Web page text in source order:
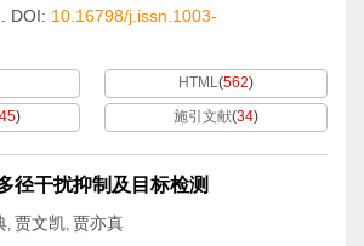
DOI: 10.16798/j.issn.1003-
HTML(562)
) 施引文献(34)
径干扰抑制及目标检测
, 贾文凯, 贾亦真